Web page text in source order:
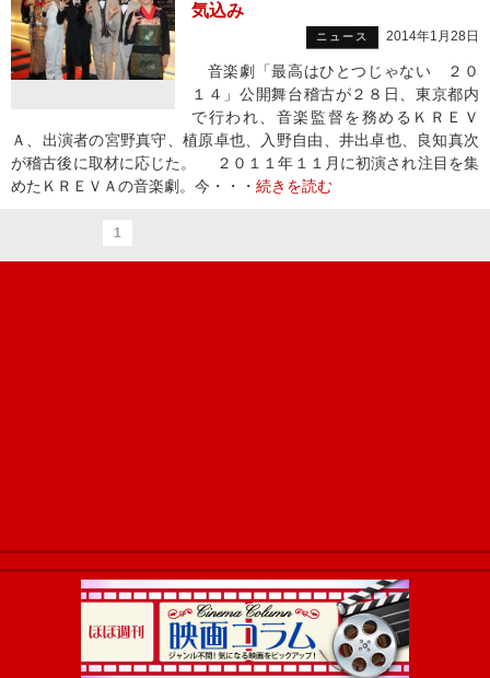
気込み
ニュース 2014年1月28日
音楽劇「最高はひとつじゃない ２０
１４」公開舞台稽古が２８日、東京都内
で行われ、音楽監督を務めるＫＲＥＶ
Ａ、出演者の宮野真守、植原卓也、入野自由、井出卓也、良知真次
が稽古後に取材に応じた。 ２０１１年１１月に初演され注目を集
めたＫＲＥＶＡの音楽劇。今・・・ 続きを読む
1